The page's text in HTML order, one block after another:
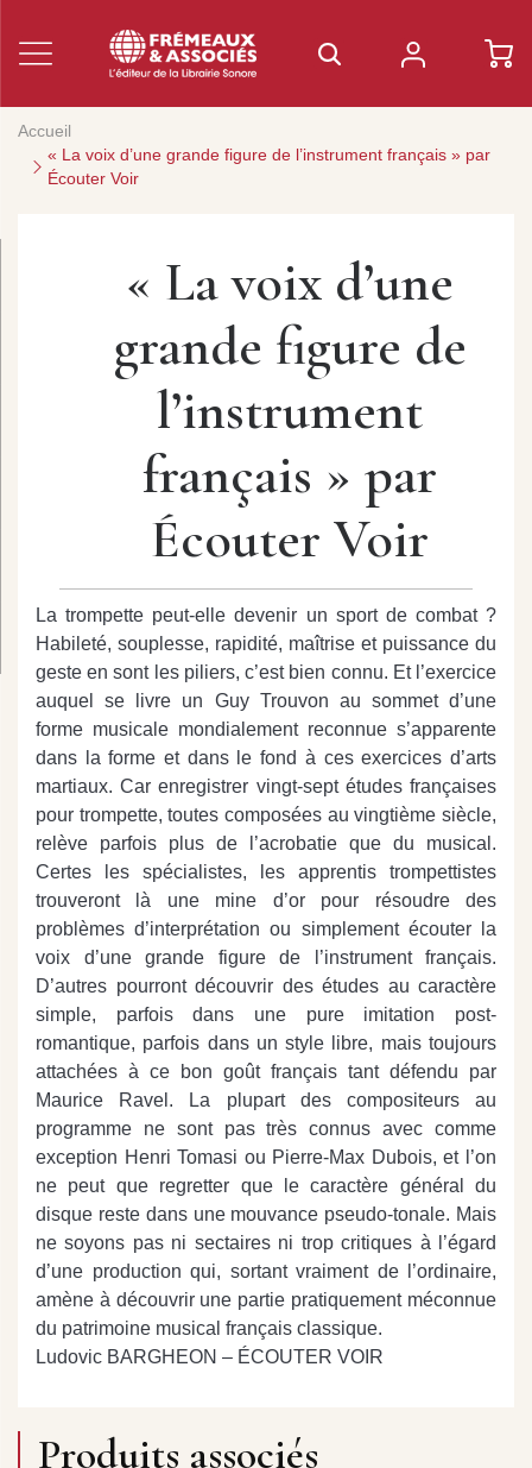
Accueil
« La voix d’une grande figure de l’instrument français » par
Écouter Voir
« La voix d’une
grande figure de
l’instrument
français » par
Écouter Voir
La trompette peut-elle devenir un sport de combat ?
Habileté, souplesse, rapidité, maîtrise et puissance du
geste en sont les piliers, c’est bien connu. Et l’exercice
auquel se livre un Guy Trouvon au sommet d’une
forme musicale mondialement reconnue s’apparente
dans la forme et dans le fond à ces exercices d’arts
martiaux. Car enregistrer vingt-sept études françaises
pour trompette, toutes composées au vingtième siècle,
relève parfois plus de l’acrobatie que du musical.
Certes les spécialistes, les apprentis trompettistes
trouveront là une mine d’or pour résoudre des
problèmes d’interprétation ou simplement écouter la
voix d’une grande figure de l’instrument français.
D’autres pourront découvrir des études au caractère
simple, parfois dans une pure imitation post-
romantique, parfois dans un style libre, mais toujours
attachées à ce bon goût français tant défendu par
Maurice Ravel. La plupart des compositeurs au
programme ne sont pas très connus avec comme
exception Henri Tomasi ou Pierre-Max Dubois, et l’on
ne peut que regretter que le caractère général du
disque reste dans une mouvance pseudo-tonale. Mais
ne soyons pas ni sectaires ni trop critiques à l’égard
d’une production qui, sortant vraiment de l’ordinaire,
amène à découvrir une partie pratiquement méconnue
du patrimoine musical français classique.
Ludovic BARGHEON – ÉCOUTER VOIR
Produits associés